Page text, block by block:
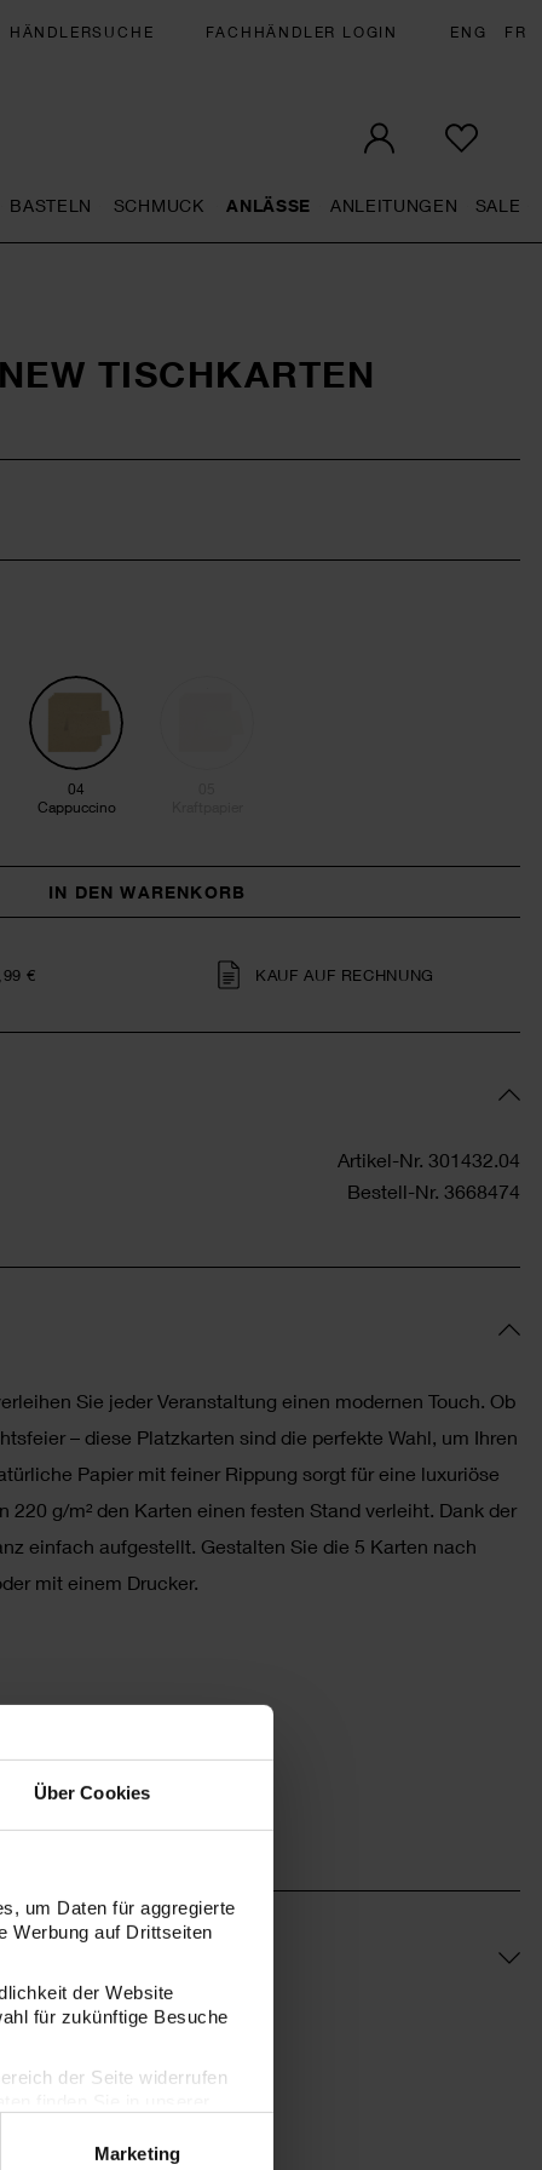
Über Cookies
um Daten für aggregierte
Werbung auf Drittseiten
der Website
für zukünftige Besuche
der Seite widerrufen
Marketing
HÄNDLERSUCHE FACHHÄNDLER LOGIN ENG FR
BASTELN SCHMUCK ANLÄSSE ANLEITUNGEN SALE
TISCHKARTEN
04
Cappuccino
IN DEN WARENKORB
€ KAUF AUF RECHNUNG
Artikel-Nr. 301432.04
Bestell-Nr. 3668474
Sie jeder Veranstaltung einen modernen Touch. Ob
– diese Platzkarten sind die perfekte Wahl, um Ihren
Papier mit feiner Rippung sorgt für eine luxuriöse
g/m² den Karten einen festen Stand verleiht. Dank der
einfach aufgestellt. Gestalten Sie die 5 Karten nach
mit einem Drucker.